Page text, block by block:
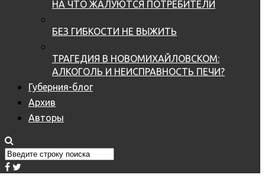
НА ЧТО ЖАЛУЮТСЯ ПОТРЕБИТЕЛИ
БЕЗ ГИБКОСТИ НЕ ВЫЖИТЬ
ТРАГЕДИЯ В НОВОМИХАЙЛОВСКОМ:
АЛКОГОЛЬ И НЕИСПРАВНОСТЬ ПЕЧИ?
Губерния-блог
Архив
Авторы